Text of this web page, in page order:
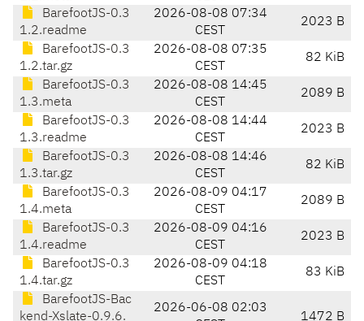
BarefootJS-0.3
1.2.readme
2026-08-08 07:34
CEST
2023 B
BarefootJS-0.3
1.2.tar.gz
2026-08-08 07:35
CEST
82 KiB
BarefootJS-0.3
1.3.meta
2026-08-08 14:45
CEST
2089 B
BarefootJS-0.3
1.3.readme
2026-08-08 14:44
CEST
2023 B
BarefootJS-0.3
1.3.tar.gz
2026-08-08 14:46
CEST
82 KiB
BarefootJS-0.3
1.4.meta
2026-08-09 04:17
CEST
2089 B
BarefootJS-0.3
1.4.readme
2026-08-09 04:16
CEST
2023 B
BarefootJS-0.3
1.4.tar.gz
2026-08-09 04:18
CEST
83 KiB
BarefootJS-Bac
kend-Xslate-0.9.6.
2026-06-08 02:03
1472 B